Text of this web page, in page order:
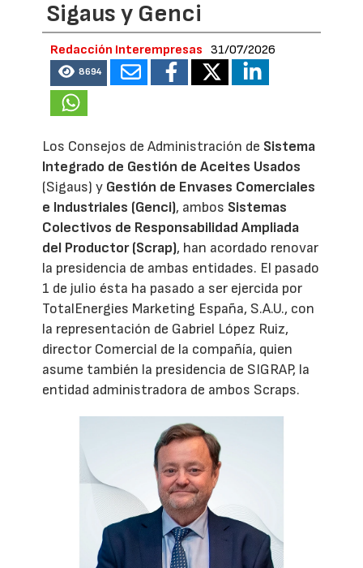
Sigaus y Genci
Redacción Interempresas 31/07/2026
8694
Los Consejos de Administración de Sistema
Integrado de Gestión de Aceites Usados
(Sigaus) y Gestión de Envases Comerciales
e Industriales (Genci), ambos Sistemas
Colectivos de Responsabilidad Ampliada
del Productor (Scrap), han acordado renovar
la presidencia de ambas entidades. El pasado
1 de julio ésta ha pasado a ser ejercida por
TotalEnergies Marketing España, S.A.U., con
la representación de Gabriel López Ruiz,
director Comercial de la compañía, quien
asume también la presidencia de SIGRAP, la
entidad administradora de ambos Scraps.